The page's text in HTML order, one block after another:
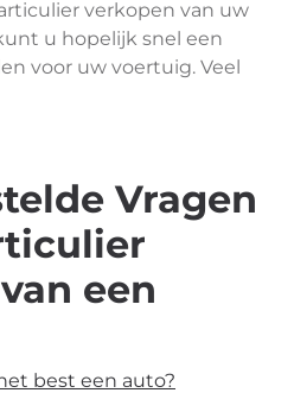
verkopen van uw
u hopelijk snel een
voor uw voertuig. Veel
Vragen
een
best een auto?